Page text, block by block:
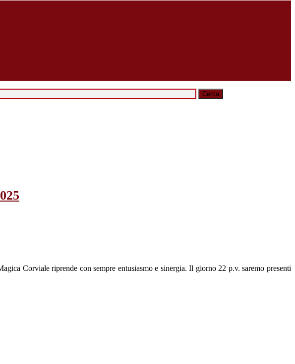
Corviale riprende con sempre entusiasmo e sinergia. Il giorno 22 p.v. saremo presenti